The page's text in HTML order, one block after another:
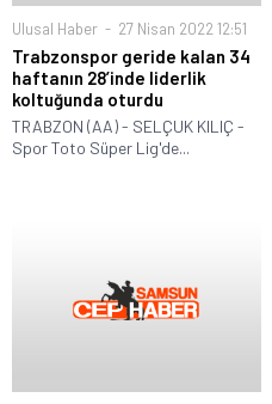
Ulusal Haber 27 Nisan 2022 12:51
Trabzonspor geride kalan 34
haftanın 28’inde liderlik
koltuğunda oturdu
TRABZON (AA) - SELÇUK KILIÇ -
Spor Toto Süper Lig'de...